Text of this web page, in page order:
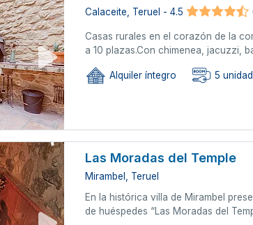
Calaceite, Teruel - 4.5
Casas rurales en el corazón de la
a 10 plazas.Con chimenea, jacuzzi,
Alquiler íntegro 5
Las Moradas del Temple
Mirambel, Teruel
En la histórica villa de Mirambel
de huéspedes “Las Moradas del